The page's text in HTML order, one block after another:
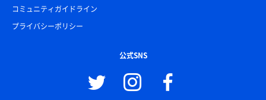
コミュニティガイドライン
プライバシーポリシー
公式SNS